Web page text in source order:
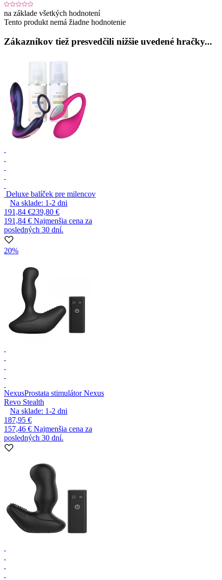
na základe všetkých hodnotení
Tento produkt nemá žiadne hodnotenie
Zákazníkov tiež presvedčili nižšie uvedené hračky...
Deluxe balíček pre milencov
Na sklade: 1-2 dni
191,84 €239,80 €
191,84 € Najmenšia cena za
posledných 30 dní.
20%
NexusProstata stimulátor Nexus
Revo Stealth
Na sklade: 1-2 dni
187,95 €
157,46 € Najmenšia cena za
posledných 30 dní.